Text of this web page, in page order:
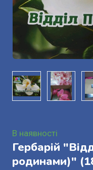
В наявності
Гербарій
родинами)"